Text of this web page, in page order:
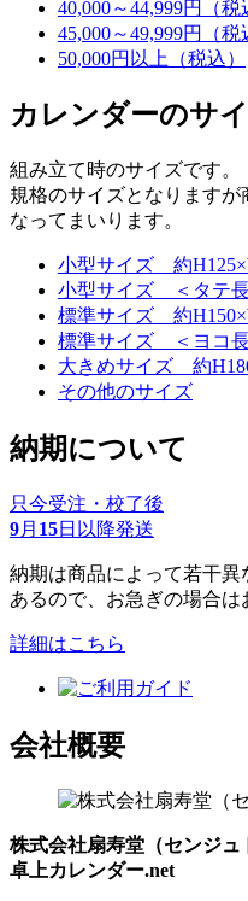
40,000～44,999円（税
45,000～49,999円（税
50,000円以上（税込）
カレンダーのサ
組み立て時のサイズです。
規格のサイズとなります
なってまいります。
小型サイズ 約
小型サイズ ＜タテ長
標準サイズ 約
標準サイズ ＜ヨコ長
大きめサイズ 約
その他のサイズ
納期について
只今受注・校了後
9月 15日以降発送
納期は商品によって若干
あるので、お急ぎの場合は
詳細はこちら
会社概要
株式会社扇寿堂（センジュ
卓上カレンダー.net